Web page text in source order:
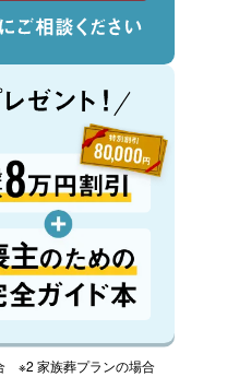
※2 家族葬プランの場合